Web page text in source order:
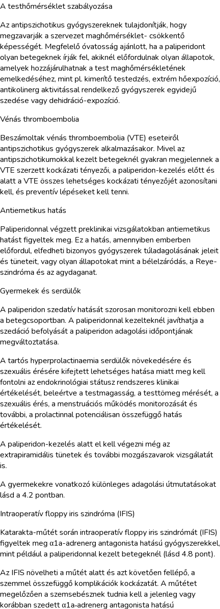
A testhőmérséklet szabályozása
Az antipszichotikus gyógyszereknek tulajdonítják, hogy
megzavarják a szervezet maghőmérséklet- csökkentő
képességét. Megfelelő óvatosság ajánlott, ha a paliperidont
olyan betegeknek írják fel, akiknél előfordulnak olyan állapotok,
amelyek hozzájárulhatnak a test maghőmérsékletének
emelkedéséhez, mint pl. kimerítő testedzés, extrém hőexpozíció,
antikolinerg aktivitással rendelkező gyógyszerek egyidejű
szedése vagy dehidráció-expozíció.
Vénás thromboembolia
Beszámoltak vénás thromboembolia (VTE) eseteiről
antipszichotikus gyógyszerek alkalmazásakor. Mivel az
antipszichotikumokkal kezelt betegeknél gyakran megjelennek a
VTE szerzett kockázati tényezői, a paliperidon-kezelés előtt és
alatt a VTE összes lehetséges kockázati tényezőjét azonosítani
kell, és preventív lépéseket kell tenni.
Antiemetikus hatás
Paliperidonnal végzett preklinikai vizsgálatokban antiemetikus
hatást figyeltek meg. Ez a hatás, amennyiben emberben
előfordul, elfedheti bizonyos gyógyszerek túladagolásának jeleit
és tüneteit, vagy olyan állapotokat mint a bélelzáródás, a Reye-
szindróma és az agydaganat.
Gyermekek és serdülők
A paliperidon szedatív hatását szorosan monitorozni kell ebben
a betegcsoportban. A paliperidonnal kezelteknél javíthatja a
szedáció befolyását a paliperidon adagolási időpontjának
megváltoztatása.
A tartós hyperprolactinaemia serdülők növekedésére és
szexuális érésére kifejtett lehetséges hatása miatt meg kell
fontolni az endokrinológiai státusz rendszeres klinikai
értékelését, beleértve a testmagasság, a testtömeg mérését, a
szexuális érés, a menstruációs működés monitorozását és
további, a prolactinnal potenciálisan összefüggő hatás
értékelését.
A paliperidon-kezelés alatt el kell végezni még az
extrapiramidális tünetek és további mozgászavarok vizsgálatát
is.
A gyermekekre vonatkozó különleges adagolási útmutatásokat
lásd a 4.2 pontban.
Intraoperatív floppy iris szindróma (IFIS)
Katarakta-műtét során intraoperatív floppy iris szindrómát (IFIS)
figyeltek meg α1a-adrenerg antagonista hatású gyógyszerekkel,
mint például a paliperidonnal kezelt betegeknél (lásd 4.8 pont).
Az IFIS növelheti a műtét alatt és azt követően fellépő, a
szemmel összefüggő komplikációk kockázatát. A műtétet
megelőzően a szemsebésznek tudnia kell a jelenleg vagy
korábban szedett α1a‑adrenerg antagonista hatású